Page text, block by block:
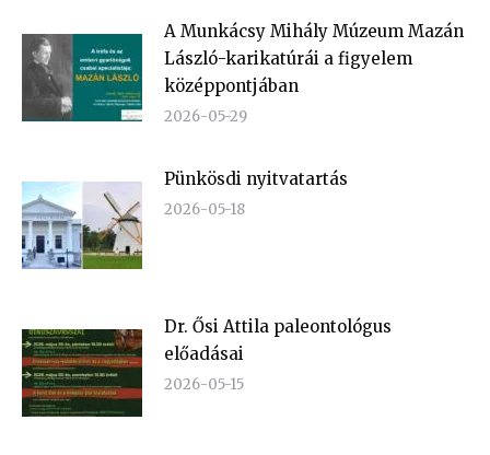
A Munkácsy Mihály Múzeum Mazán
László-karikatúrái a figyelem
középpontjában
2026-05-29
Pünkösdi nyitvatartás
2026-05-18
Dr. Ősi Attila paleontológus
előadásai
2026-05-15